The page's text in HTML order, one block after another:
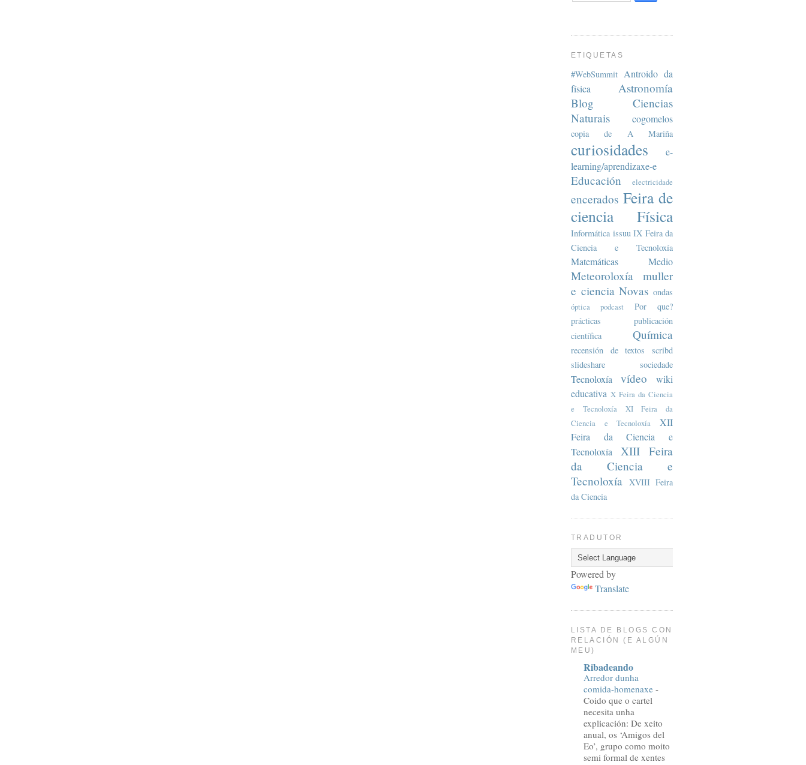
ETIQUETAS
#WebSummit Antroido da
física
Astronomía
Blog
Ciencias
Naturais
cogomelos
copia de A Mariña
curiosidades
e-
learning/aprendizaxe-e
Educación electricidade
encerados Feira de
ciencia
Física
Informática issuu IX Feira da
Ciencia e Tecnoloxía
Matemáticas Medio
Meteoroloxía
muller
e ciencia Novas ondas
óptica podcast
Por que?
prácticas
publicación
científica
Química
recensión de textos
scribd
slideshare
sociedade
Tecnoloxía vídeo
wiki
educativa X Feira da Ciencia
e Tecnoloxía
XI Feira da
Ciencia e Tecnoloxía
XII
Feira da Ciencia e
Tecnoloxía
XIII Feira
da Ciencia e
Tecnoloxía XVIII Feira
da Ciencia
TRADUTOR
Powered by
Translate
LISTA DE BLOGS CON
RELACIÓN (E ALGÚN
MEU)
Ribadeando
Arredor dunha
comida-homenaxe -
Coido que o cartel
necesita unha
explicación: De xeito
anual, os ‘Amigos del
Eo’, grupo como moito
semi formal de xentes